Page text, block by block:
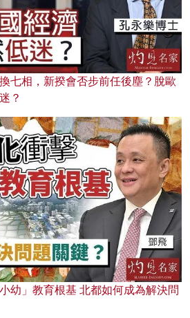
七相，新揆會否步前任後塵？脫歐
？
幼」教育根基 北都如何成為解決問